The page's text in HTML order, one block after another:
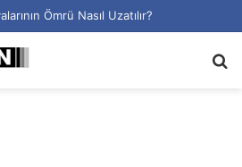
Ömrü Nasıl Uzatılır?